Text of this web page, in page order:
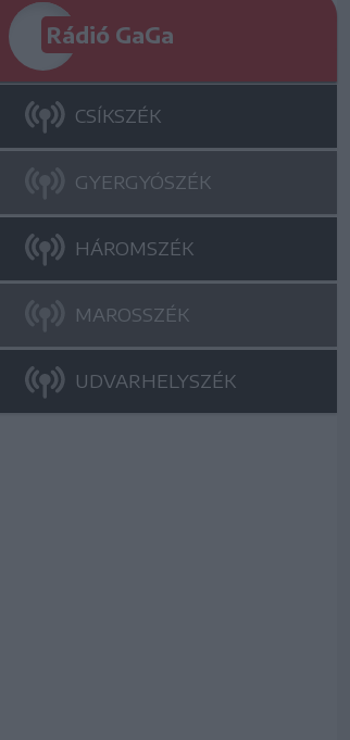
Rádió GaGa
CSÍKSZÉK
GYERGYÓSZÉK
HÁROMSZÉK
MAROSSZÉK
UDVARHELYSZÉK